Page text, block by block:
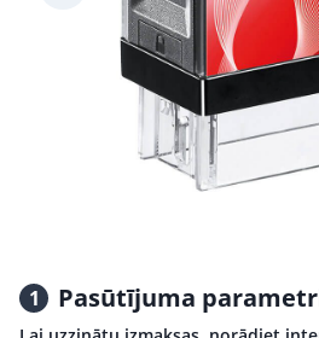
1 Pasūtījuma